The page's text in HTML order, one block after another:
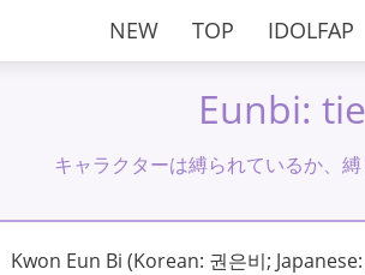
NEW TOP IDOLFAP
Eunbi:
キャラクターは縛られているか、縛
Kwon Eun Bi (Korean: 권은비;